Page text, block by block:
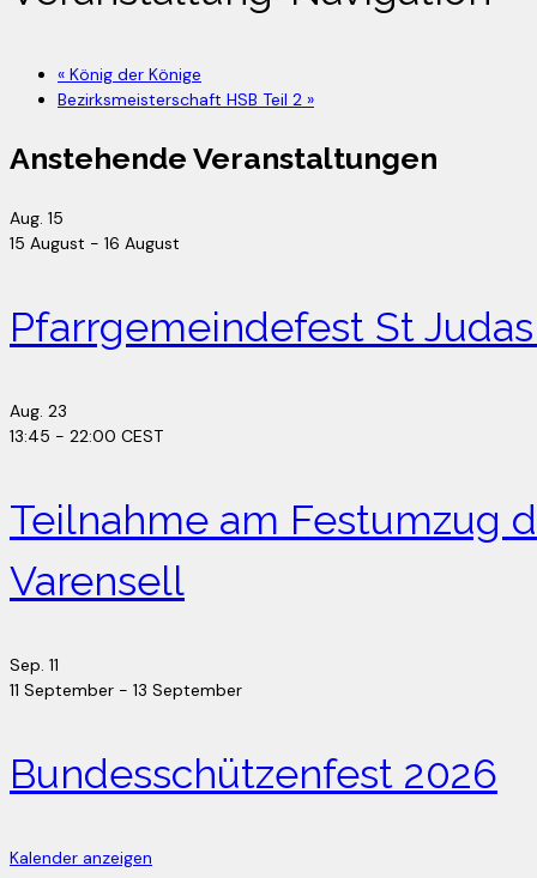
« König der Könige
Bezirksmeisterschaft HSB Teil 2 »
Anstehende Veranstaltungen
Aug. 15
15 August - 16 August
Pfarrgemeindefest St
Aug. 23
13:45 - 22:00 CEST
Teilnahme am Festumzug
Varensell
Sep. 11
11 September - 13 September
Bundesschützenfest 2026
Kalender anzeigen